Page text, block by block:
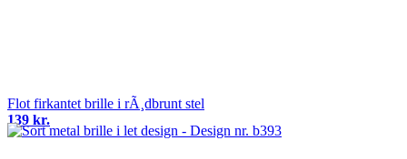
Flot firkantet brille i rÃ¸dbrunt stel
139 kr.